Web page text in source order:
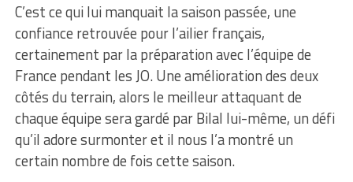
C’est ce qui lui manquait la saison passée, une
confiance retrouvée pour l’ailier français,
certainement par la préparation avec l’équipe de
France pendant les JO. Une amélioration des deux
côtés du terrain, alors le meilleur attaquant de
chaque équipe sera gardé par Bilal lui-même, un défi
qu’il adore surmonter et il nous l’a montré un
certain nombre de fois cette saison.